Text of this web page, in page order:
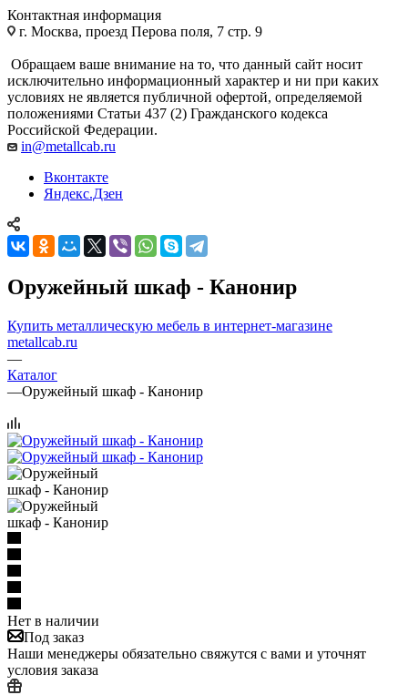
Контактная информация
г. Москва, проезд Перова поля, 7 стр. 9
Обращаем ваше внимание на то, что данный сайт носит
исключительно информационный характер и ни при каких
условиях не является публичной офертой, определяемой
положениями Статьи 437 (2) Гражданского кодекса
Российской Федерации.
in@metallcab.ru
Вконтакте
Яндекс.Дзен
Оружейный шкаф - Канонир
Купить металлическую мебель в интернет-магазине
metallcab.ru
—
Каталог
—Оружейный шкаф - Канонир
Нет в наличии
Под заказ
Наши менеджеры обязательно свяжутся с вами и уточнят
условия заказа